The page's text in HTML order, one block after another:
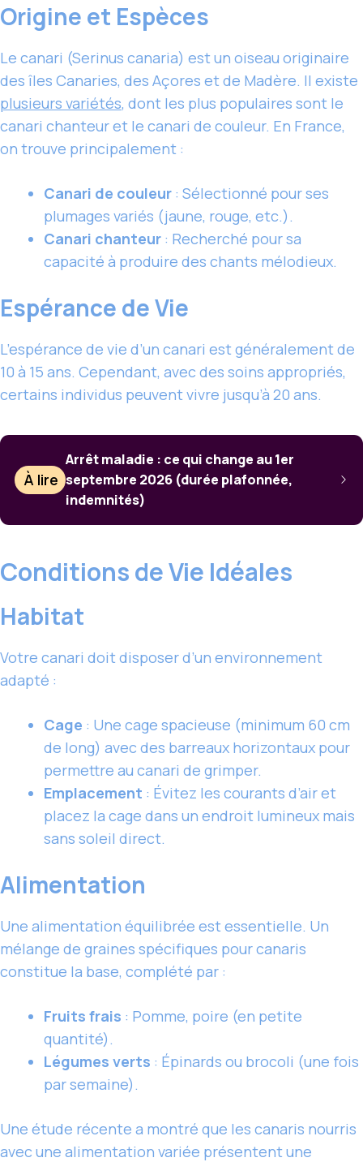
Origine et Espèces
Le canari (Serinus canaria) est un oiseau originaire
des îles Canaries, des Açores et de Madère. Il existe
plusieurs variétés, dont les plus populaires sont le
canari chanteur et le canari de couleur. En France,
on trouve principalement :
Canari de couleur : Sélectionné pour ses
plumages variés (jaune, rouge, etc.).
Canari chanteur : Recherché pour sa
capacité à produire des chants mélodieux.
Espérance de Vie
L’espérance de vie d’un canari est généralement de
10 à 15 ans. Cependant, avec des soins appropriés,
certains individus peuvent vivre jusqu’à 20 ans.
À lire
Arrêt maladie : ce qui change au 1er
septembre 2026 (durée plafonnée,
indemnités)
Conditions de Vie Idéales
Habitat
Votre canari doit disposer d’un environnement
adapté :
Cage : Une cage spacieuse (minimum 60 cm
de long) avec des barreaux horizontaux pour
permettre au canari de grimper.
Emplacement : Évitez les courants d’air et
placez la cage dans un endroit lumineux mais
sans soleil direct.
Alimentation
Une alimentation équilibrée est essentielle. Un
mélange de graines spécifiques pour canaris
constitue la base, complété par :
Fruits frais : Pomme, poire (en petite
quantité).
Légumes verts : Épinards ou brocoli (une fois
par semaine).
Une étude récente a montré que les canaris nourris
avec une alimentation variée présentent une